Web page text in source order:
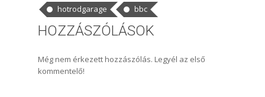
hotrodgarage bbc
HOZZÁSZÓLÁSOK
Még nem érkezett hozzászólás. Legyél az első
kommentelő!